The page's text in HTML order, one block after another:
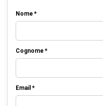
Nome *
Cognome *
Email *